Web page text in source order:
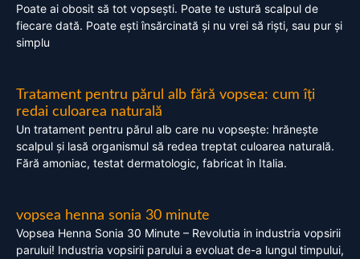
Poate ai obosit să tot vopsești. Poate te ustură scalpul de
fiecare dată. Poate ești însărcinată și nu vrei să riști, sau pur și
simplu
Tratament pentru părul alb fără vopsea: cum îți
redai culoarea naturală
Un tratament pentru părul alb care nu vopsește: hrănește
scalpul și lasă organismul să redea treptat culoarea naturală.
Fără amoniac, testat dermatologic, fabricat în Italia.
vopsea henna sonia 30 minute
Vopsea Henna Sonia 30 Minute – Revolutia in industria vopsirii
parului! Industria vopsirii parului a evoluat de-a lungul timpului,